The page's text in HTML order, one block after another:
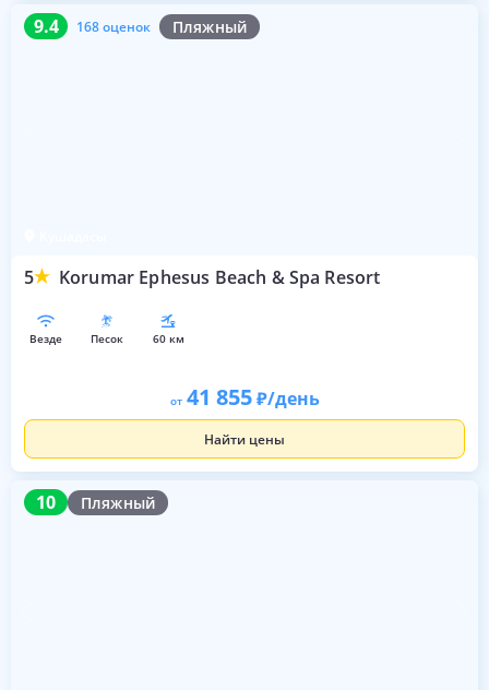
9.4 168 оценок Пляжный
5 Korumar Ephesus Beach & Spa Resort
9.4 168 оценок
везде песок 60 км
от 41 855 /день
Найти цены
10 Пляжный
10